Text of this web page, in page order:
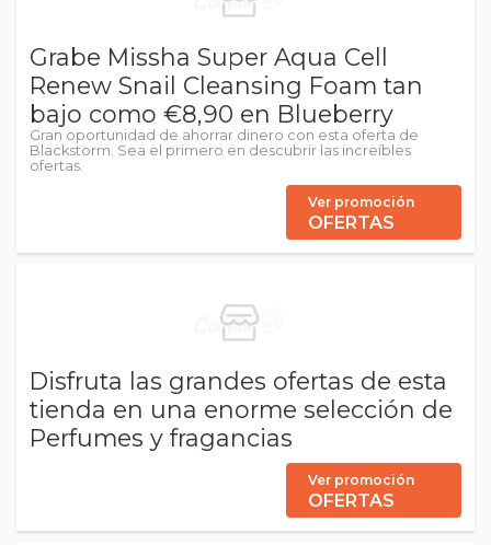
Grabe Missha Super Aqua Cell
Renew Snail Cleansing Foam tan
bajo como €8,90 en Blueberry
Gran oportunidad de ahorrar dinero con esta oferta de
Blackstorm. Sea el primero en descubrir las increíbles
ofertas.
Ver promoción
OFERTAS
Disfruta las grandes ofertas de esta
tienda en una enorme selección de
Perfumes y fragancias
Ver promoción
OFERTAS